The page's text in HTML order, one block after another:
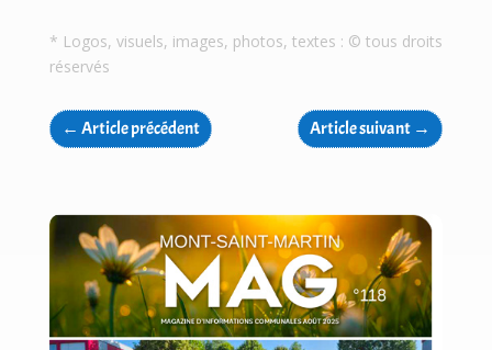
* Logos, visuels, images, photos, textes : © tous droits
réservés
← Article précédent Article suivant →